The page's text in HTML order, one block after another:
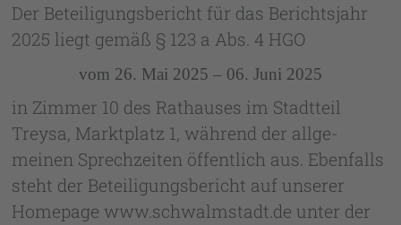
Der Beteiligungsbericht für das Berichtsjahr
2025 liegt gemäß § 123 a Abs. 4 HGO
vom 26. Mai 2025 – 06. Juni 2025
in Zimmer 10 des Rathauses im Stadtteil
Treysa, Marktplatz 1, während der allge­
meinen Sprechzeiten öffentlich aus. Ebenfalls
steht der Beteiligungsbericht auf unse­rer
Homepage www.schwalmstadt.de unter der